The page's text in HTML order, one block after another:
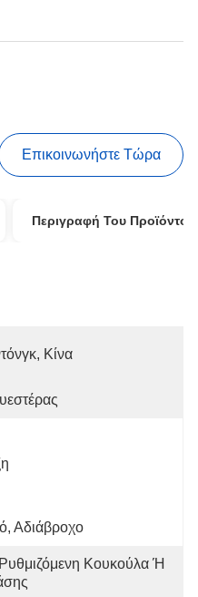
Επικοινωνήστε Τώρα
Περιγραφή Του Προϊόντος
Κίνα
Αδιάβροχο
Ρυθμιζόμενη Κουκούλα Ή